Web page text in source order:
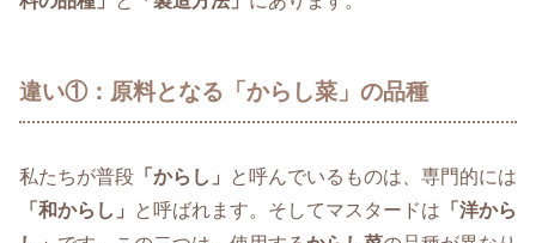
違い①：原料となる「からし菜」の品種
私たちが普段 「からし」
と呼んでいるものは、専門的には
「和からし」
と呼ばれます。そしてマスタードは 「洋から